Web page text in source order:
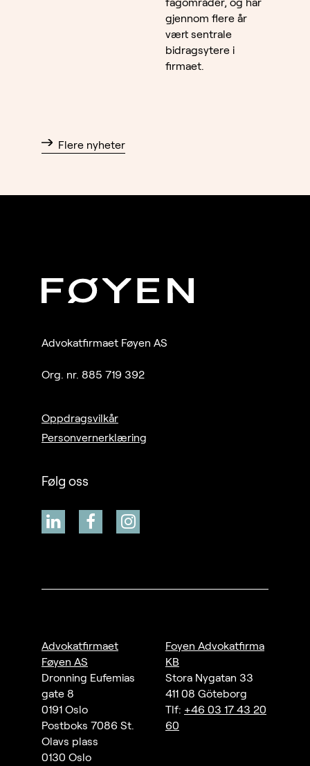
fagområder, og har
gjennom flere år
vært sentrale
bidragsytere i
firmaet.
Flere nyheter
Advokatfirmaet Føyen AS
Org. nr. 885 719 392
Oppdragsvilkår
Personvernerklæring
Følg oss
Advokatfirmaet
Føyen AS
Dronning Eufemias
gate 8
0191 Oslo
Postboks 7086 St.
Olavs plass
0130 Oslo
Foyen Advokatfirma
KB
Stora Nygatan 33
411 08 Göteborg
Tlf: +46 03 17 43 20
60